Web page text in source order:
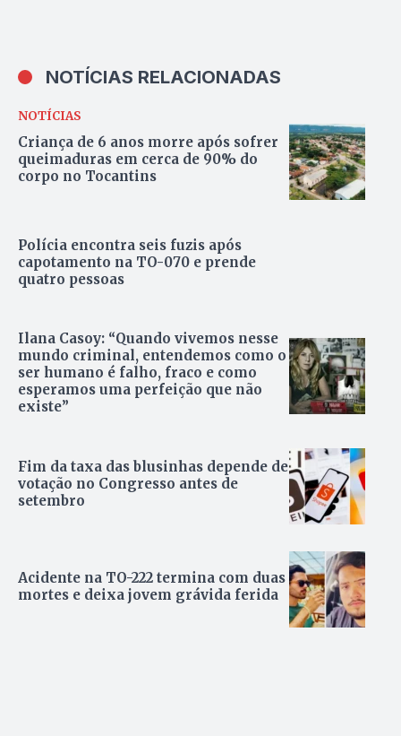
NOTÍCIAS RELACIONADAS
NOTÍCIAS
Criança de 6 anos morre após sofrer
queimaduras em cerca de 90% do
corpo no Tocantins
Polícia encontra seis fuzis após
capotamento na TO-070 e prende
quatro pessoas
Ilana Casoy: “Quando vivemos nesse
mundo criminal, entendemos como o
ser humano é falho, fraco e como
esperamos uma perfeição que não
existe”
Fim da taxa das blusinhas depende de
votação no Congresso antes de
setembro
Acidente na TO-222 termina com duas
mortes e deixa jovem grávida ferida